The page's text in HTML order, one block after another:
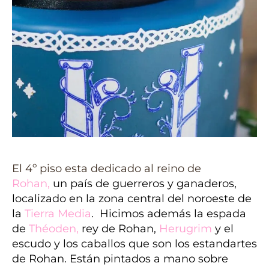
El 4º piso esta dedicado al reino de
Rohan, un país de guerreros y ganaderos,
localizado en la zona central del noroeste de
la Tierra Media. Hicimos además la espada
de Théoden, rey de Rohan, Herugrim y el
escudo y los caballos que son los estandartes
de Rohan. Están pintados a mano sobre